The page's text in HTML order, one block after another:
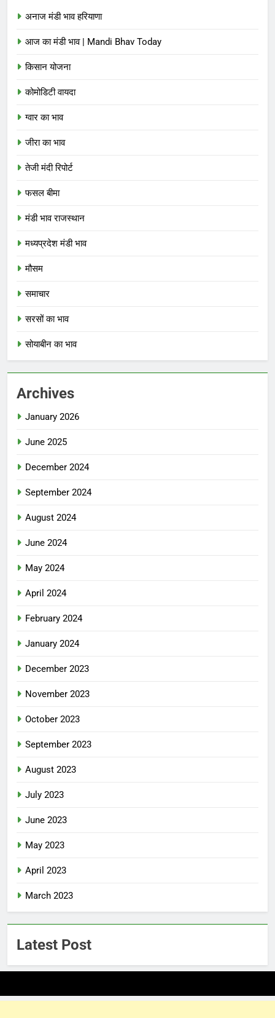
अनाज मंडी भाव हरियाणा
आज का मंडी भाव | Mandi Bhav Today
किसान योजना
कोमोडिटी वायदा
ग्वार का भाव
जीरा का भाव
तेजी मंदी रिपोर्ट
फसल बीमा
मंडी भाव राजस्थान
मध्यप्रदेश मंडी भाव
मौसम
समाचार
सरसों का भाव
सोयाबीन का भाव
Archives
January 2026
June 2025
December 2024
September 2024
August 2024
June 2024
May 2024
April 2024
February 2024
January 2024
December 2023
November 2023
October 2023
September 2023
August 2023
July 2023
June 2023
May 2023
April 2023
March 2023
Latest Post